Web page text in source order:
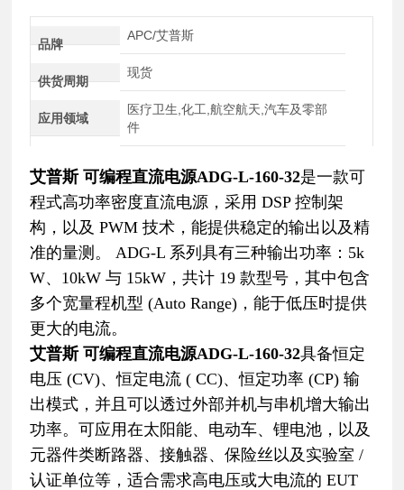
品牌
APC/艾普斯
供货周期
现货
应用领域
医疗卫生,化工,航空航天,汽车及零部
件
艾普斯 可编程直流电源ADG-L-160-32是一款可
程式高功率密度直流电源，采用 DSP 控制架
构，以及 PWM 技术，能提供稳定的输出以及精
准的量测。 ADG-L 系列具有三种输出功率：5k
W、10kW 与 15kW，共计 19 款型号，其中包含
多个宽量程机型 (Auto Range)，能于低压时提供
更大的电流。
艾普斯 可编程直流电源ADG-L-160-32具备恒定
电压 (CV)、恒定电流 ( CC)、恒定功率 (CP) 输
出模式，并且可以透过外部并机与串机增大输出
功率。可应用在太阳能、电动车、锂电池，以及
元器件类断路器、接触器、保险丝以及实验室 /
认证单位等，适合需求高电压或大电流的 EUT